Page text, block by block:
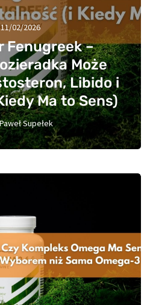
11/02/2026
Fenugreek –
Może
Libido i
Ma to Sens)
Supełek
0